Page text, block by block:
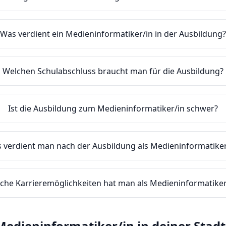
Was verdient ein Medieninformatiker/in in der Ausbildung?
Welchen Schulabschluss braucht man für die Ausbildung?
Ist die Ausbildung zum Medieninformatiker/in schwer?
verdient man nach der Ausbildung als
Karrieremöglichkeiten hat man als